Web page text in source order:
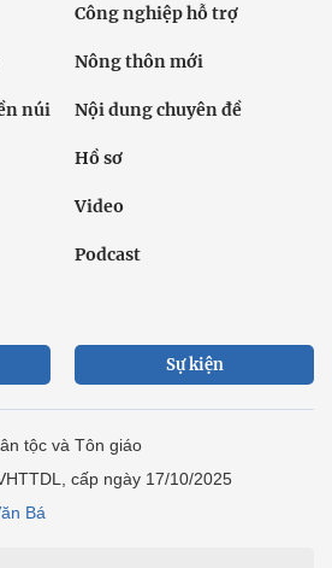
Công nghiệp hỗ trợ
Nông thôn mới
núi Nội dung chuyên đề
Hồ sơ
Video
Podcast
Sự kiện
tộc và Tôn giáo
cấp ngày 17/10/2025
Bá